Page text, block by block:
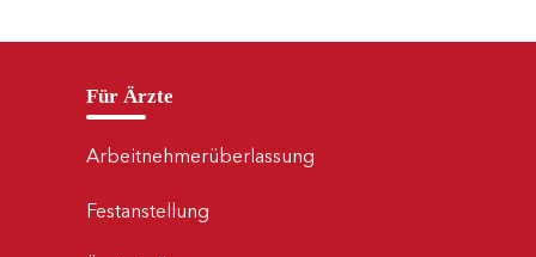
Für Ärzte
Arbeitnehmerüberlassung
Festanstellung